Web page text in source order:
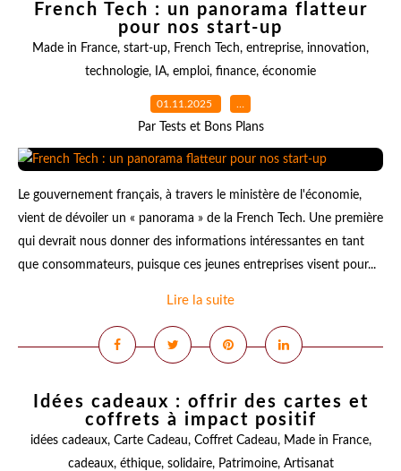
French Tech : un panorama flatteur
pour nos start-up
Made in France, start-up, French Tech, entreprise, innovation,
technologie, IA, emploi, finance, économie
01.11.2025 …
Par Tests et Bons Plans
Le gouvernement français, à travers le ministère de l'économie,
vient de dévoiler un « panorama » de la French Tech. Une première
qui devrait nous donner des informations intéressantes en tant
que consommateurs, puisque ces jeunes entreprises visent pour...
Lire la suite
Idées cadeaux : offrir des cartes et
coffrets à impact positif
idées cadeaux, Carte Cadeau, Coffret Cadeau, Made in France,
cadeaux, éthique, solidaire, Patrimoine, Artisanat